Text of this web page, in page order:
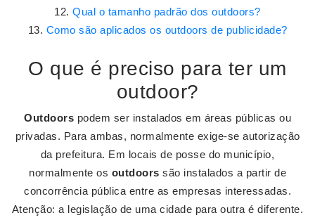
Qual o tamanho padrão dos outdoors?
Como são aplicados os outdoors de publicidade?
O que é preciso para ter um
outdoor?
Outdoors podem ser instalados em áreas públicas ou
privadas. Para ambas, normalmente exige-se autorização
da prefeitura. Em locais de posse do município,
normalmente os outdoors são instalados a partir de
concorrência pública entre as empresas interessadas.
Atenção: a legislação de uma cidade para outra é diferente.